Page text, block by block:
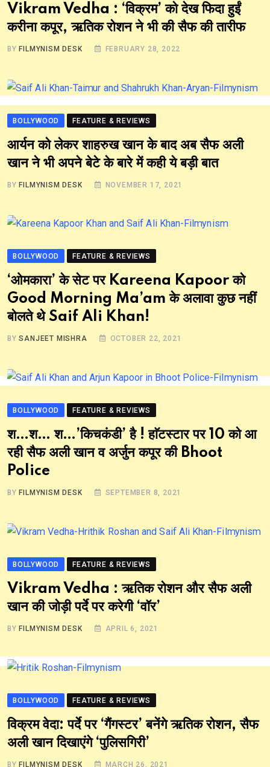
Vikram Vedha : ‘विक्रम’ को देख फिदा हुईं
करीना कपूर, ऋतिक रोशन ने भी की सैफ की तारीफ
BY FILMYNISM DESK FEBRUARY 28, 2022
BOLLYWOOD FEATURE & REVIEWS
आर्यन को लेकर शाहरुख खान के बाद अब सैफ अली
खान ने भी अपने बेटे के बारे में कही ये बड़ी बात
BYFILMYNISM DESK NOVEMBER 17, 2021
BOLLYWOOD FEATURE & REVIEWS
‘ओमकारा’ के सेट पर Kareena Kapoor को
Good Morning Ma’am के अलावा कुछ नहीं
बोलते थे Saif Ali Khan!
BYSANJEET MISHRA OCTOBER 22, 2021
BOLLYWOOD FEATURE & REVIEWS
श…श… श…’किचकंडी’ है ! हाॅटस्टार पर 10 को आ
रही सैफ अली खान व अर्जुन कपूर की Bhoot
Police
BY FILMYNISM DESK SEPTEMBER 8, 2021
BOLLYWOOD FEATURE & REVIEWS
Vikram Vedha : ऋतिक रोशन और सैफ अली
खान की जोड़ी पर्दे पर करेगी ‘वॉर’
BY FILMYNISM DESK APRIL 6, 2021
BOLLYWOOD FEATURE & REVIEWS
विक्रम वेदा: पर्दे पर ‘गैंगस्टर’ बनेंगे ऋतिक रोशन, सैफ
अली खान दिखाएंगे ‘पुलिसगिरी’
BYFILMYNISM DESK MARCH 26, 2021